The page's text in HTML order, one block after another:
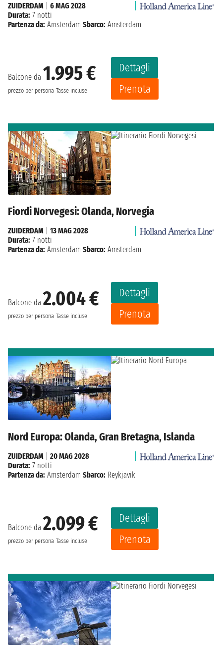
Balcone da 1.995 €
prezzo per persona Tasse incluse
Dettagli
Prenota
ZUIDERDAM
6 MAG 2028
Durata: 7 notti
Partenza da: Amsterdam Sbarco: Amsterdam
Fiordi Norvegesi: Olanda, Norvegia
Balcone da 2.004 €
prezzo per persona Tasse incluse
Dettagli
Prenota
ZUIDERDAM
13 MAG 2028
Durata: 7 notti
Partenza da: Amsterdam Sbarco: Amsterdam
Nord Europa: Olanda, Gran Bretagna, Islanda
Balcone da 2.099 €
prezzo per persona Tasse incluse
Dettagli
Prenota
ZUIDERDAM
20 MAG 2028
Durata: 7 notti
Partenza da: Amsterdam Sbarco: Reykjavik